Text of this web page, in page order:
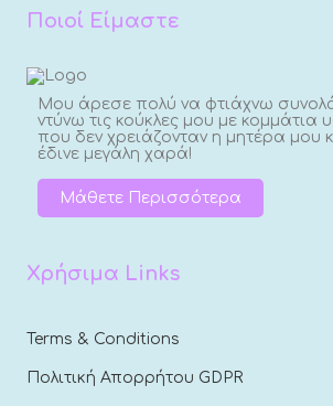
Ποιοί Είμαστε
Μου άρεσε πολύ να φτιάχνω
ντύνω τις κούκλες μου με κομμάτια
που δεν χρειάζονταν η μητέρα μου
έδινε μεγάλη χαρά!
Μάθετε Περισσότερα
Χρήσιμα Links
Terms & Conditions
Πολιτική Απορρήτου GDPR